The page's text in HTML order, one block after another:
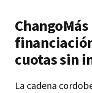
cuotas sin
La cadena